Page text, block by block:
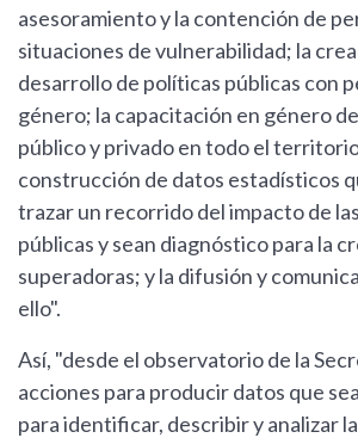
asesoramiento y la contención de
situaciones de vulnerabilidad; la
desarrollo de políticas públicas con
género; la capacitación en género
público y privado en todo el
construcción de datos estadísticos
trazar un recorrido del impacto de
públicas y sean diagnóstico para la
superadoras; y la difusión y
ello".
Así, "desde el observatorio de la
acciones para producir datos que
para identificar, describir y analizar